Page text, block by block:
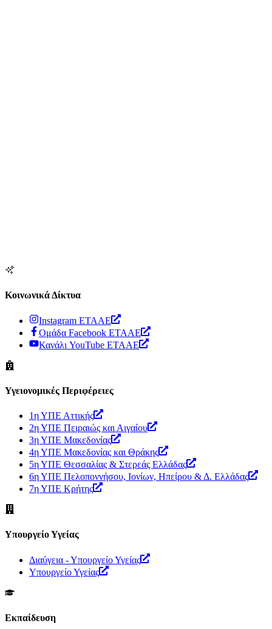
Κοινωνικά Δίκτυα
Instagram ΕΤΑΑΕ
Ομάδα Facebook ΕΤΑΑΕ
Κανάλι YouTube ΕΤΑΑΕ
Υγειονομικές Περιφέρειες
1η ΥΠΕ Αττικής
2η ΥΠΕ Πειραιώς και Αιγαίου
3η ΥΠΕ Μακεδονίας
4η ΥΠΕ Μακεδονίας και Θράκης
5η ΥΠΕ Θεσσαλίας & Στερεάς Ελλάδας
6η ΥΠΕ Πελοποννήσου, Ιονίων, Ηπείρου & Δ. Ελλάδας
7η ΥΠΕ Κρήτης
Υπουργείο Υγείας
Διαύγεια - Υπουργείο Υγείας
Υπουργείο Υγείας
Εκπαίδευση